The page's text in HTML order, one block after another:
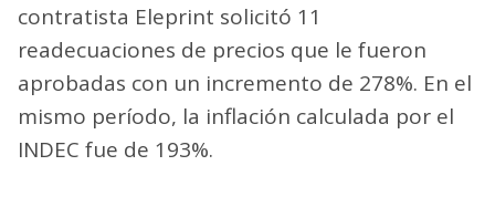
contratista Eleprint solicitó 11
readecuaciones de precios que le fueron
aprobadas con un incremento de 278%. En el
mismo período, la inflación calculada por el
INDEC fue de 193%.